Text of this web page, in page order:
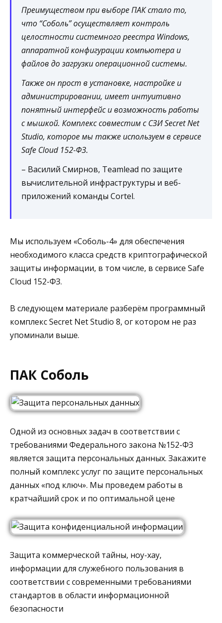
Преимуществом при выборе ПАК стало то,
что “Соболь” осуществляет контроль
целостности системного реестра Windows,
аппаратной конфигурации компьютера и
файлов до загрузки операционной системы.
Также он прост в установке, настройке и
администрировании, имеет интуитивно
понятный интерфейс и возможность работы
с мышкой. Комплекс совместим с СЗИ Secret Net
Studio, которое мы также используем в сервисе
Safe Cloud 152-ФЗ.
– Василий Смирнов, Teamlead по защите
вычислительной инфраструктуры и веб-
приложений команды Cortel.
Мы используем «Соболь-4» для обеспечения
необходимого класса средств криптографической
защиты информации, в том числе, в сервисе Safe
Cloud 152-ФЗ.
В следующем материале разберём программный
комплекс Secret Net Studio 8, ог котором не раз
упоминали выше.
ПАК Соболь
Одной из основных задач в соответствии с
требованиями Федерального закона №152-ФЗ
является защита персональных данных. Закажите
полный комплекс услуг по защите персональных
данных «под ключ». Мы проведем работы в
кратчайший срок и по оптимальной цене
Защита коммерческой тайны, ноу-хау,
информации для служебного пользования в
соответствии с современными требованиями
стандартов в области информационной
безопасности